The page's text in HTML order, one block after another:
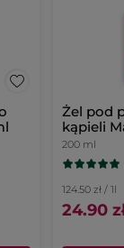
Żel pod
kąpieli
200 ml
200 ml
124.50 zł / 1l
24.90